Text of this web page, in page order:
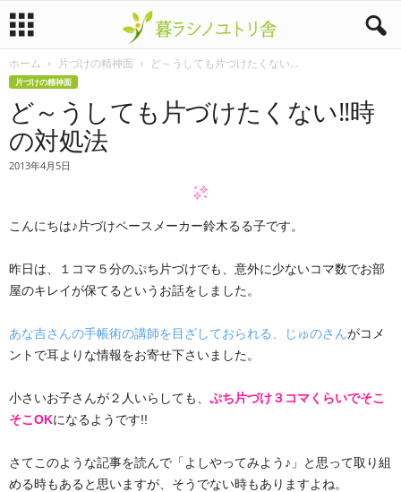
暮
シ
ユ
ト
ホーム 片づけの精神面 ど～うしても片づけたくない...
片づけの精神面
ど～うしても片づけたくない!!時
の対処法
2013年4月5日
こんにちは♪片づけペースメーカー鈴木るる子です。
昨日は、１コマ５分のぷち片づけでも、意外に少ないコマ数でお部
屋のキレイが保てるというお話をしました。
あな吉さんの手帳術の講師を目ざしておられる、じゅのさんがコメ
ントで耳よりな情報をお寄せ下さいました。
小さいお子さんが２人いらしても、 ぷち片づけ３コマくらいでそこ
そこOKになるようです!!
さてこのような記事を読んで「よしやってみよう♪」と思って取り組
める時もあると思いますが、そうでない時もありますよね。